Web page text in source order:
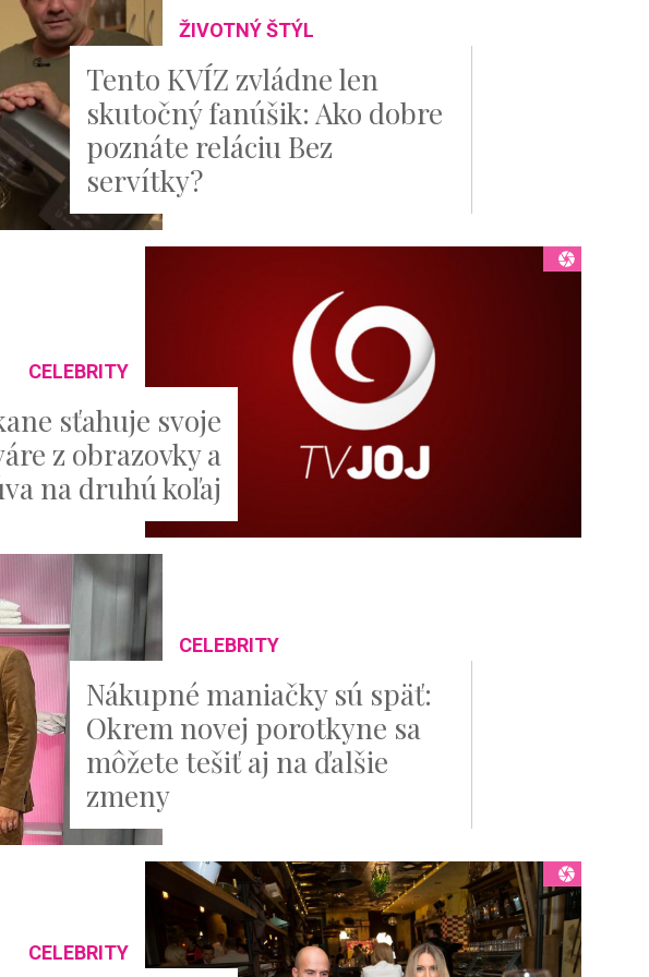
ŽIVOTNÝ ŠTÝL
Tento KVÍZ zvládne len
skutočný fanúšik: Ako dobre
poznáte reláciu Bez
servítky?
CELEBRITY
sťahuje svoje
z obrazovky a
na druhú koľaj
CELEBRITY
Nákupné maniačky sú späť:
Okrem novej porotkyne sa
môžete tešiť aj na ďalšie
zmeny
CELEBRITY